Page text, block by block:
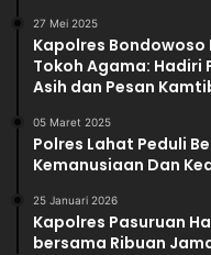
27 Mei 2025
Kapolres
Tokoh Agama: Hadiri
Asih dan Pesan
05 Maret 2025
Polres Lahat Peduli
Kemanusiaan Dan
25 Januari 2026
Kapolres Pasuruan
bersama Ribuan